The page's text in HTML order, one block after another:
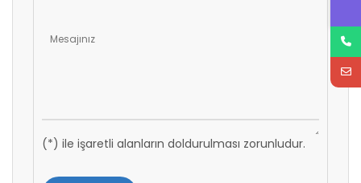
(*) ile işaretli alanların doldurulması zorunludur.